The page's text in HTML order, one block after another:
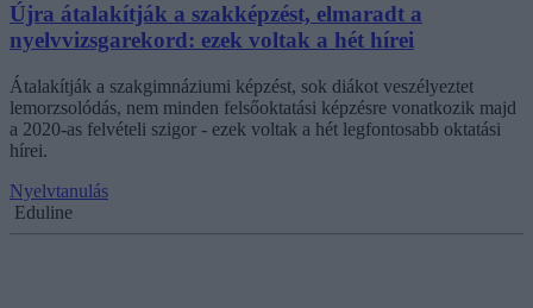
Újra átalakítják a szakképzést, elmaradt a
nyelvvizsgarekord: ezek voltak a hét hírei
Átalakítják a szakgimnáziumi képzést, sok diákot veszélyeztet
lemorzsolódás, nem minden felsőoktatási képzésre vonatkozik majd
a 2020-as felvételi szigor - ezek voltak a hét legfontosabb oktatási
hírei.
Nyelvtanulás
Eduline